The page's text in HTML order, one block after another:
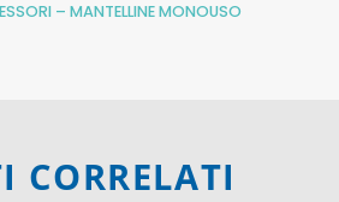
– MANTELLINE MONOUSO
CORRELATI